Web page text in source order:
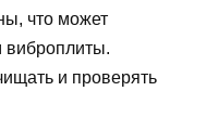
что может
виброплиты.
и проверять